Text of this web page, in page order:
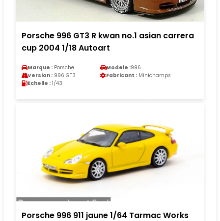
Porsche 996 GT3 R kwan no.1 asian carrera
cup 2004 1/18 Autoart
Marque : Porsche Modele :996
Version : 996 GT3 Fabricant : Minichamps
Echelle : 1/43
Porsche 996 911 jaune 1/64 Tarmac Works